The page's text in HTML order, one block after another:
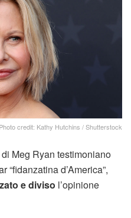
Photo credit: Kathy Hutchins / Shutterstock
Meg Ryan testimoniano
“fidanzatina d’America”,
e diviso l’opinione